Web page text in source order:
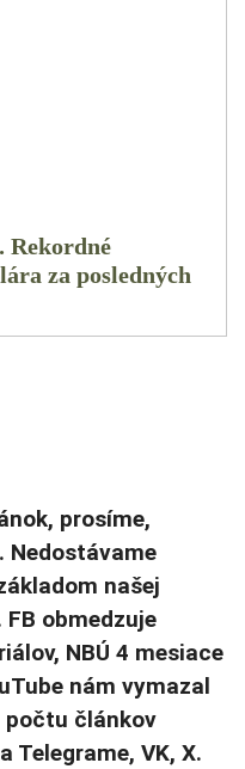
Rekordné
za posledných
prosíme,
Nedostávame
našej
obmedzuje
NBÚ 4 mesiace
nám vymazal
počtu článkov
VK, X.